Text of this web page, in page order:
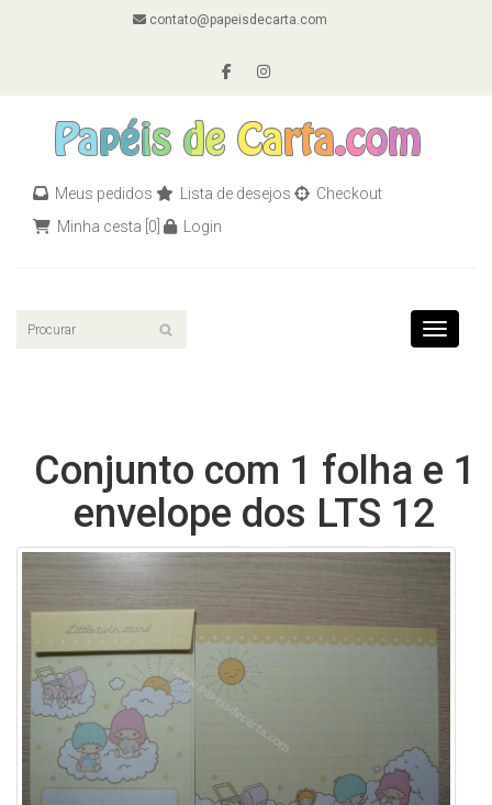
contato@papeisdecarta.com
Meus pedidos Lista de desejos
Checkout
Minha cesta [0] Login
Toggle
Conjunto com 1 folha e 1
envelope dos LTS 12